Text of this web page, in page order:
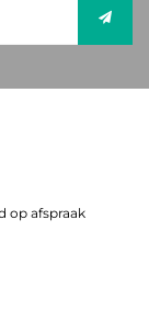
op afspraak